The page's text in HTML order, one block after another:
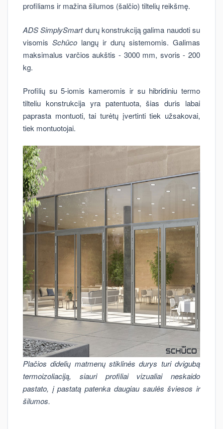
profiliams ir mažina šilumos (šalčio) tiltelių reikšmę.
ADS SimplySmartdurų konstrukciją galima naudoti su
visomis Schüco langų ir durų sistemomis. Galimas
maksimalus varčios aukštis - 3000 mm, svoris - 200
kg.
Profilių su 5-iomis kameromis ir su hibridiniu termo
tilteliu konstrukcija yra patentuota, šias duris labai
paprasta montuoti, tai turėtų įvertinti tiek užsakovai,
tiek montuotojai.
Plačios didelių matmenų stiklinės durys turi dvigubą
termoizoliaciją, siauri profiliai vizualiai neskaido
pastato, į pastatą patenka daugiau saulės šviesos ir
šilumos.